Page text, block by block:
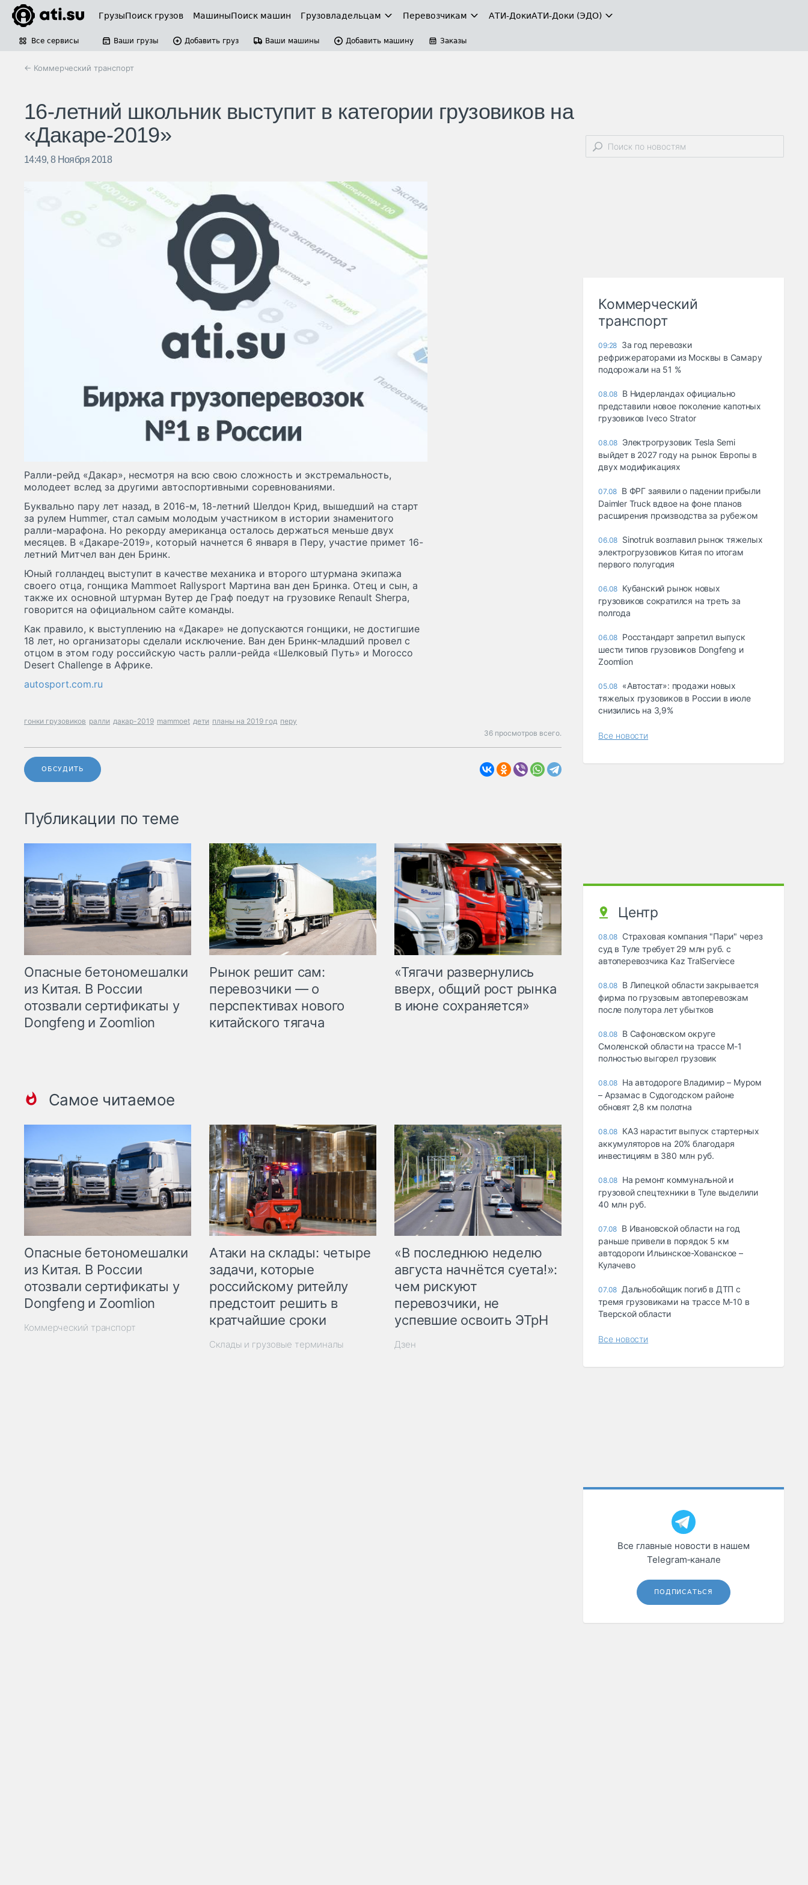
ГрузыПоиск грузов МашиныПоиск машин Грузовладельцам Перевозчикам АТИ-ДокиАТИ-Доки (ЭДО)
Все сервисы Ваши грузы Добавить груз Ваши машины Добавить машину Заказы
← Коммерческий транспорт
16-летний школьник выступит в категории грузовиков на
«Дакаре-2019»
14:49, 8 Ноября 2018
Ралли-рейд «Дакар», несмотря на всю свою сложность и экстремальность,
молодеет вслед за другими автоспортивными соревнованиями.
Буквально пару лет назад, в 2016-м, 18-летний Шелдон Крид, вышедший на старт
за рулем Hummer, стал самым молодым участником в истории знаменитого
ралли-марафона. Но рекорду американца осталось держаться меньше двух
месяцев. В «Дакаре-2019», который начнется 6 января в Перу, участие примет 16-
летний Митчел ван ден Бринк.
Юный голландец выступит в качестве механика и второго штурмана экипажа
своего отца, гонщика Mammoet Rallysport Мартина ван ден Бринка. Отец и сын, а
также их основной штурман Вутер де Граф поедут на грузовике Renault Sherpa,
говорится на официальном сайте команды.
Как правило, к выступлению на «Дакаре» не допускаются гонщики, не достигшие
18 лет, но организаторы сделали исключение. Ван ден Бринк-младший провел с
отцом в этом году российскую часть ралли-рейда «Шелковый Путь» и Morocco
Desert Challenge в Африке.
autosport.com.ru
гонки грузовиков ралли дакар-2019 mammoet дети планы на 2019 год перу
36 просмотров всего.
ОБСУДИТЬ
Публикации по теме
Опасные бетономешалки
из Китая. В России
отозвали сертификаты у
Dongfeng и Zoomlion
Рынок решит сам:
перевозчики — о
перспективах нового
китайского тягача
«Тягачи развернулись
вверх, общий рост рынка
в июне сохраняется»
Самое читаемое
Опасные бетономешалки
из Китая. В России
отозвали сертификаты у
Dongfeng и Zoomlion
Коммерческий транспорт
Атаки на склады: четыре
задачи, которые
российскому ритейлу
предстоит решить в
кратчайшие сроки
Склады и грузовые терминалы
«В последнюю неделю
августа начнётся суета!»:
чем рискуют
перевозчики, не
успевшие освоить ЭТрН
Дзен
Коммерческий
транспорт
09:28 За год перевозки
рефрижераторами из Москвы в Самару
подорожали на 51 %
08.08 В Нидерландах официально
представили новое поколение капотных
грузовиков Iveco Strator
08.08 Электрогрузовик Tesla Semi
выйдет в 2027 году на рынок Европы в
двух модификациях
07.08 В ФРГ заявили о падении прибыли
Daimler Truck вдвое на фоне планов
расширения производства за рубежом
06.08 Sinotruk возглавил рынок тяжелых
электрогрузовиков Китая по итогам
первого полугодия
06.08 Кубанский рынок новых
грузовиков сократился на треть за
полгода
06.08 Росстандарт запретил выпуск
шести типов грузовиков Dongfeng и
Zoomlion
05.08 «Автостат»: продажи новых
тяжелых грузовиков в России в июле
снизились на 3,9%
Все новости
Центр
08.08 Страховая компания "Пари" через
суд в Туле требует 29 млн руб. с
автоперевозчика Kaz TralServiece
08.08 В Липецкой области закрывается
фирма по грузовым автоперевозкам
после полутора лет убытков
08.08 В Сафоновском округе
Смоленской области на трассе М-1
полностью выгорел грузовик
08.08 На автодороге Владимир – Муром
– Арзамас в Судогодском районе
обновят 2,8 км полотна
08.08 КАЗ нарастит выпуск стартерных
аккумуляторов на 20% благодаря
инвестициям в 380 млн руб.
08.08 На ремонт коммунальной и
грузовой спецтехники в Туле выделили
40 млн руб.
07.08 В Ивановской области на год
раньше привели в порядок 5 км
автодороги Ильинское-Хованское –
Кулачево
07.08 Дальнобойщик погиб в ДТП с
тремя грузовиками на трассе М-10 в
Тверской области
Все новости
Все главные новости в нашем
Telegram‑канале
ПОДПИСАТЬСЯ